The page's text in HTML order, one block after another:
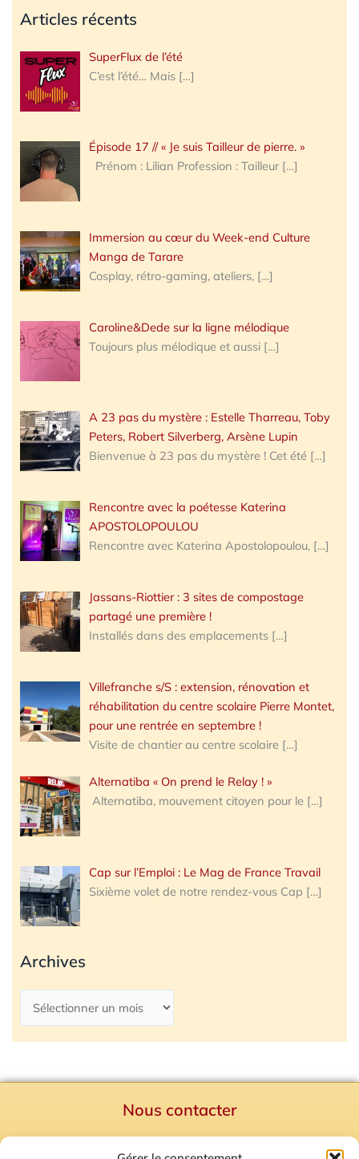
Articles récents
SuperFlux de l’été
C’est l’été… Mais […]
Épisode 17 // « Je suis Tailleur de pierre. »
Prénom : Lilian Profession : Tailleur […]
Immersion au cœur du Week-end Culture
Manga de Tarare
Cosplay, rétro-gaming, ateliers, […]
Caroline&Dede sur la ligne mélodique
Toujours plus mélodique et aussi […]
A 23 pas du mystère : Estelle Tharreau, Toby
Peters, Robert Silverberg, Arsène Lupin
Bienvenue à 23 pas du mystère ! Cet été […]
Rencontre avec la poétesse Katerina
APOSTOLOPOULOU
Rencontre avec Katerina Apostolopoulou, […]
Jassans-Riottier : 3 sites de compostage
partagé une première !
Installés dans des emplacements […]
Villefranche s/S : extension, rénovation et
réhabilitation du centre scolaire Pierre Montet,
pour une rentrée en septembre !
Visite de chantier au centre scolaire […]
Alternatiba « On prend le Relay ! »
Alternatiba, mouvement citoyen pour le […]
Cap sur l’Emploi : Le Mag de France Travail
Sixième volet de notre rendez-vous Cap […]
Archives
Nous contacter